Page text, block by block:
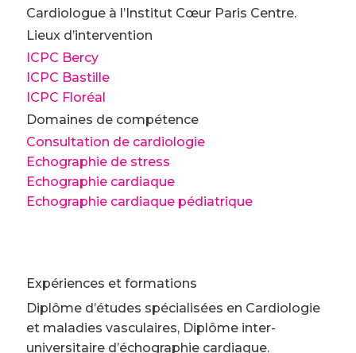
Cardiologue à l’Institut Cœur Paris Centre.
Lieux d’intervention
ICPC Bercy
ICPC Bastille
ICPC Floréal
Domaines de compétence
Consultation de cardiologie
Echographie de stress
Echographie cardiaque
Echographie cardiaque pédiatrique
Expériences et formations
Diplôme d’études spécialisées en Cardiologie
et maladies vasculaires, Diplôme inter-
universitaire d’échographie cardiaque.